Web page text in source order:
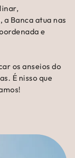
Banca atua nas
e
os anseios do
É nisso que